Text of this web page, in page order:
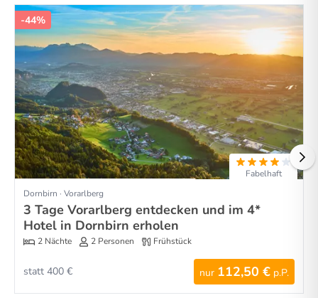
-44%
Fabelhaft
Dornbirn · Vorarlberg
3 Tage Vorarlberg entdecken und im 4*
Hotel in Dornbirn erholen
2 Nächte 2 Personen Frühstück
nur 112,50 € p.P.
statt 400 €